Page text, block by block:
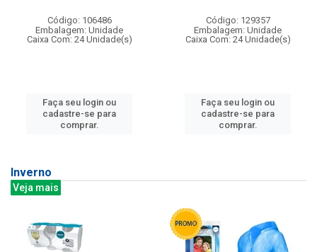
Código: 106486
Embalagem: Unidade
Caixa Com: 24 Unidade(s)
Faça seu login ou
cadastre-se para
comprar.
Código: 129357
Embalagem: Unidade
Caixa Com: 24 Unidade(s)
Faça seu login ou
cadastre-se para
comprar.
Inverno
Veja mais